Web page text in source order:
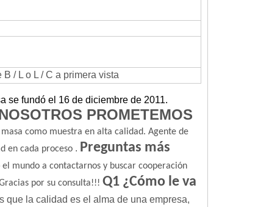
/ L o L / C a primera vista
se fundó el 16 de diciembre de 2011.
PROMETEMOS
como muestra en alta calidad. Agente de
en cada proceso . Preguntas más
mundo a contactarnos y buscar cooperación
por su consulta!!! Q1 ¿Cómo le va
que la calidad es el alma de una empresa,